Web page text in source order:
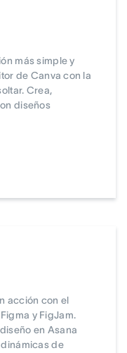
más simple y
de Canva con la
Crea,
diseños
acción con el
y FigJam.
en Asana
de